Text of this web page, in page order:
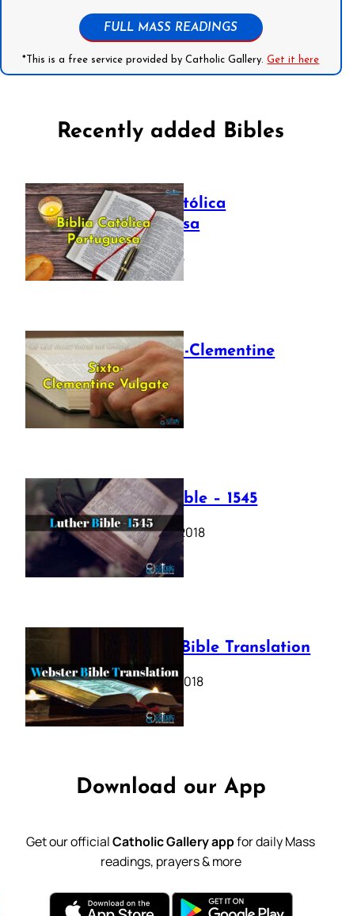
FULL MASS READINGS
*This is a free service provided by Catholic Gallery.Get it here
Recently added Bibles
Bíblia Católica
Portuguesa
July 16, 2025
The Sixto-Clementine
Vulgate
July 12, 2025
Luther Bible – 1545
October 17, 2018
Webster Bible Translation
October 11, 2018
Download our App
Get our officialCatholic Gallery appfor daily Mass
readings, prayers & more